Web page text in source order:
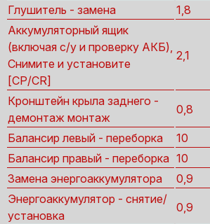
Глушитель - замена
1,8
Аккумуляторный ящик
(включая с/у и проверку АКБ),
Снимите и установите
[CP/CR]
2,1
Кронштейн крыла заднего -
демонтаж монтаж
0,8
Балансир левый - переборка 10
Балансир правый - переборка 10
Замена энергоаккумулятора
0,9
Энергоаккумулятор - снятие/
установка
0,9